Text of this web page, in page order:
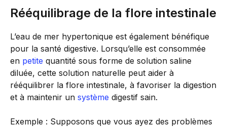
Rééquilibrage de la flore intestinale
L’eau de mer hypertonique est également bénéfique
pour la santé digestive. Lorsqu’elle est consommée
en petite quantité sous forme de solution saline
diluée, cette solution naturelle peut aider à
rééquilibrer la flore intestinale, à favoriser la digestion
et à maintenir un système digestif sain.
Exemple : Supposons que vous ayez des problèmes